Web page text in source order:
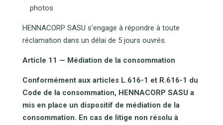
photos
HENNACORP SASU s'engage à répondre à toute
réclamation dans un délai de 5 jours ouvrés.
Article 11 — Médiation de la consommation
Conformément aux articles L.616-1 et R.616-1 du
Code de la consommation, HENNACORP SASU a
mis en place un dispositif de médiation de la
consommation. En cas de litige non résolu à